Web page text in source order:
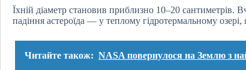
Їхній діаметр становив приблизно 10–20
падіння астероїда — у теплому гідротермальному
Читайте також: NASA повернулося на Землю з